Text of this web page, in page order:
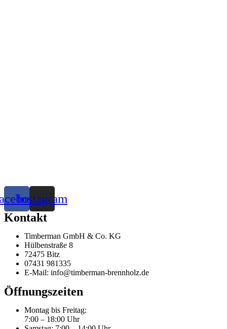
Instagram
Kontakt
Timberman GmbH & Co. KG
Hülbenstraße 8
72475 Bitz
07431 981335
E-Mail: info@timberman-brennholz.de
Öffnungszeiten
Montag bis Freitag:
7:00 – 18:00 Uhr